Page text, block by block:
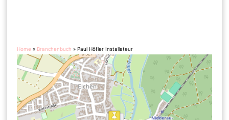
Home » Branchenbuch »Paul Höfler Installateur